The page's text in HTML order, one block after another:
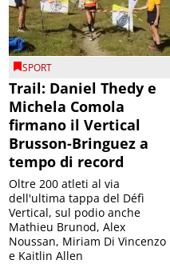
SPORT
Trail: Daniel Thedy e
Michela Comola
firmano il Vertical
Brusson-Bringuez a
tempo di record
Oltre 200 atleti al via
dell'ultima tappa del Défì
Vertical, sul podio anche
Mathieu Brunod, Alex
Noussan, Miriam Di Vincenzo
e Kaitlin Allen